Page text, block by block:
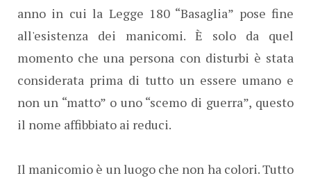
anno in cui la Legge 180 “Basaglia” pose fine
all'esistenza dei manicomi. È solo da quel
momento che una persona con disturbi è stata
considerata prima di tutto un essere umano e
non un “matto” o uno “scemo di guerra”, questo
il nome affibbiato ai reduci.
Il manicomio è un luogo che non ha colori. Tutto